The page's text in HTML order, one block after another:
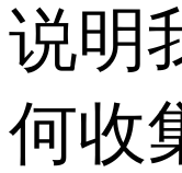
说明
何收